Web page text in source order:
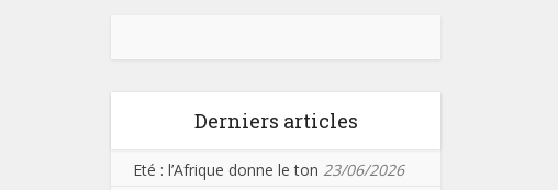
Derniers articles
Eté : l’Afrique donne le ton 23/06/2026